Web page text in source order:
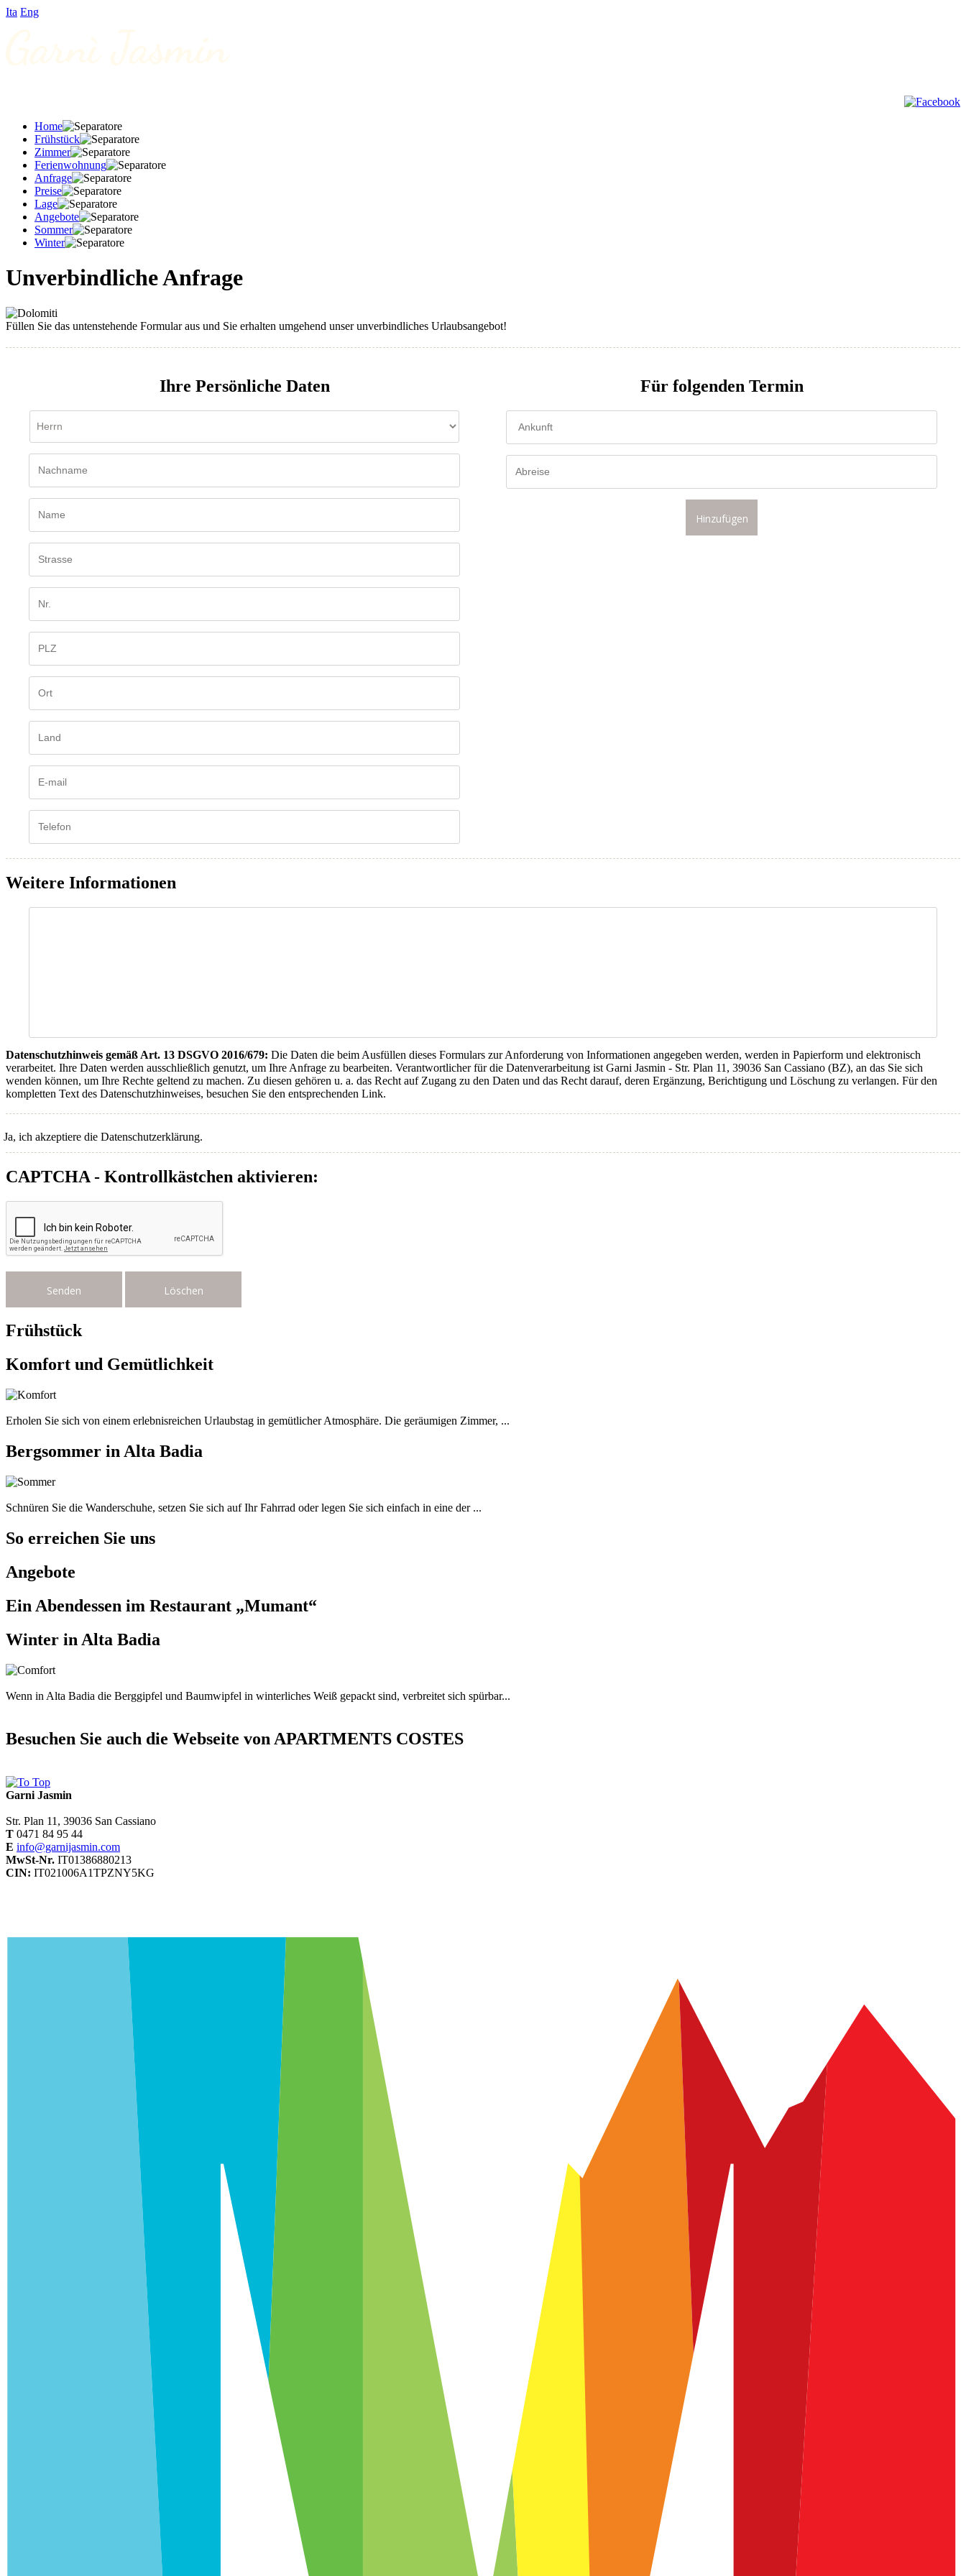
Ita Eng
Home
Frühstück
Zimmer
Ferienwohnung
Anfrage
Preise
Lage
Angebote
Sommer
Winter
Unverbindliche Anfrage
Füllen Sie das untenstehende Formular aus und Sie erhalten umgehend unser unverbindliches Urlaubsangebot!
Ihre Persönliche Daten Für folgenden Termin
Weitere Informationen
Datenschutzhinweis gemäß Art. 13 DSGVO 2016/679: Die Daten die beim Ausfüllen dieses Formulars zur Anforderung von Informationen angegeben werden, werden in Papierform und elektronisch
verarbeitet. Ihre Daten werden ausschließlich genutzt, um Ihre Anfrage zu bearbeiten. Verantwortlicher für die Datenverarbeitung ist Garni Jasmin - Str. Plan 11, 39036 San Cassiano (BZ), an das Sie sich
wenden können, um Ihre Rechte geltend zu machen. Zu diesen gehören u. a. das Recht auf Zugang zu den Daten und das Recht darauf, deren Ergänzung, Berichtigung und Löschung zu verlangen. Für den
kompletten Text des Datenschutzhinweises, besuchen Sie den entsprechenden Link.
Ja, ich akzeptiere die Datenschutzerklärung.
CAPTCHA - Kontrollkästchen aktivieren:
Frühstück
Komfort und Gemütlichkeit
Erholen Sie sich von einem erlebnisreichen Urlaubstag in gemütlicher Atmosphäre. Die geräumigen Zimmer, ...
Bergsommer in Alta Badia
Schnüren Sie die Wanderschuhe, setzen Sie sich auf Ihr Fahrrad oder legen Sie sich einfach in eine der ...
So erreichen Sie uns
Angebote
Ein Abendessen im Restaurant „Mumant“
Winter in Alta Badia
Wenn in Alta Badia die Berggipfel und Baumwipfel in winterliches Weiß gepackt sind, verbreitet sich spürbar...
Besuchen Sie auch die Webseite von APARTMENTS COSTES
Garni Jasmin
Str. Plan 11, 39036 San Cassiano
T 0471 84 95 44
E info@garnijasmin.com
MwSt-Nr. IT01386880213
CIN: IT021006A1TPZNY5KG